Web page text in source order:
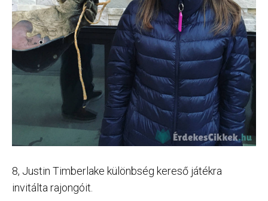
8, Justin Timberlake különbség kereső játékra
invitálta rajongóit.